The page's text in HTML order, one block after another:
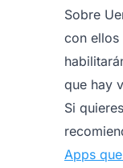
Sobre
con
que hay
Si
Apps